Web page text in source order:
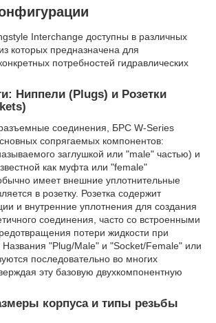
Interchange доступны в различных
которых предназначена для
потребностей гидравлических
Ниппели (Plugs) и Розетки
соединения, БРС W-Series
сопрягаемых компонентов:
заглушкой или "male" частью) и
как муфта или "female"
имеет внешние уплотнительные
в розетку. Розетка содержит
и внутренние уплотнения для создания
соединения, часто со встроенными
потери жидкости при
Названия "Plug/Male" и "Socket/Female" или
последовательно во многих
эту базовую двухкомпонентную
корпуса и типы резьбы